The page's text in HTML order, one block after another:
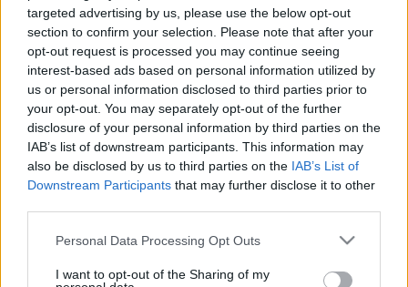
targeted advertising by us, please use the below opt-out
section to confirm your selection. Please note that after your
opt-out request is processed you may continue seeing
interest-based ads based on personal information utilized by
us or personal information disclosed to third parties prior to
your opt-out. You may separately opt-out of the further
disclosure of your personal information by third parties on the
IAB’s list of downstream participants. This information may
also be disclosed by us to third parties on the IAB’s List of
Downstream Participants that may further disclose it to other
Please note that this website/app uses one or more Google
not limited to your visit or usage behaviour. You may click to
Personal Data Processing Opt Outs
I want to opt-out of the Sharing of my
Fél liternyi Vietnám Magyarországon
Felelős Gasztrohős•2013. május 23.
Hetek óta vártuk, hogy megnyíljon egy pici hely a
Mozsár utcában, és ott ehessünk egy nagy tál levest.
igyekeznek magukhoz vonzani a korgó gyomrúakat: